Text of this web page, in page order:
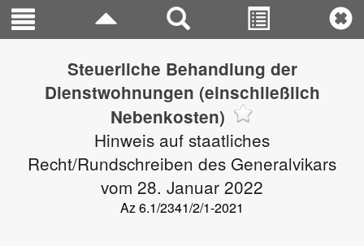
Steuerliche Behandlung der
Dienstwohnungen (einschließlich
Nebenkosten)
Hinweis auf staatliches
Recht/Rundschreiben des Generalvikars
vom 28. Januar 2022
Az 6.1/2341/2/1-2021